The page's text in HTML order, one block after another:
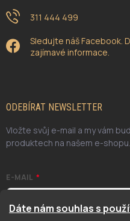
Dáte nám souhlas s
311 444 499
Sledujte náš Facebook.
zajímavé informace.
ODEBÍRAT NEWSLETTER
Vložte svůj e-mail a my vám
produktech na našem e-shopu.
E-MAIL